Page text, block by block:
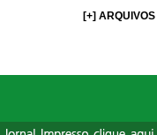
[+] ARQUIVOS